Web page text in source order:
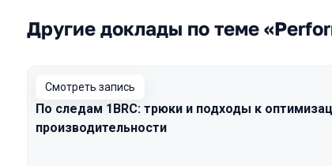
Другие доклады по теме
Смотреть запись
По следам 1BRC: трюки и подходы к
производительности